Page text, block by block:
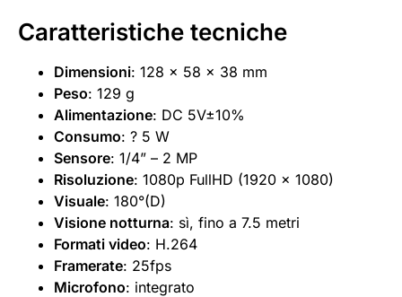
Caratteristiche tecniche
Dimensioni: 128 x 58 x 38 mm
Peso: 129 g
Alimentazione: DC 5V±10%
Consumo: ? 5 W
Sensore: 1/4” – 2 MP
Risoluzione: 1080p FullHD (1920 x 1080)
Visuale: 180°(D)
Visione notturna: sì, fino a 7.5 metri
Formati video: H.264
Framerate: 25fps
Microfono: integrato